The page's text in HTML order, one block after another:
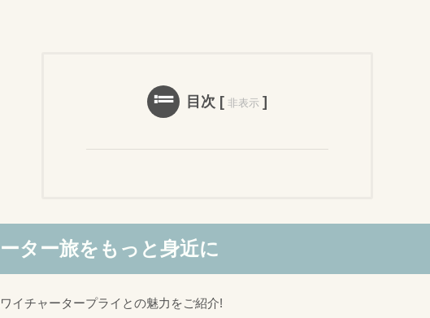
目次 [ 非表示 ]
ター旅をもっと身近に
イチャータープライとの魅力をご紹介!